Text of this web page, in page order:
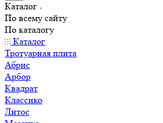
Каталог
По всему сайту
По каталогу
Каталог
Тротуарная плита
Абрис
Арбор
Квадрат
Классико
Литос